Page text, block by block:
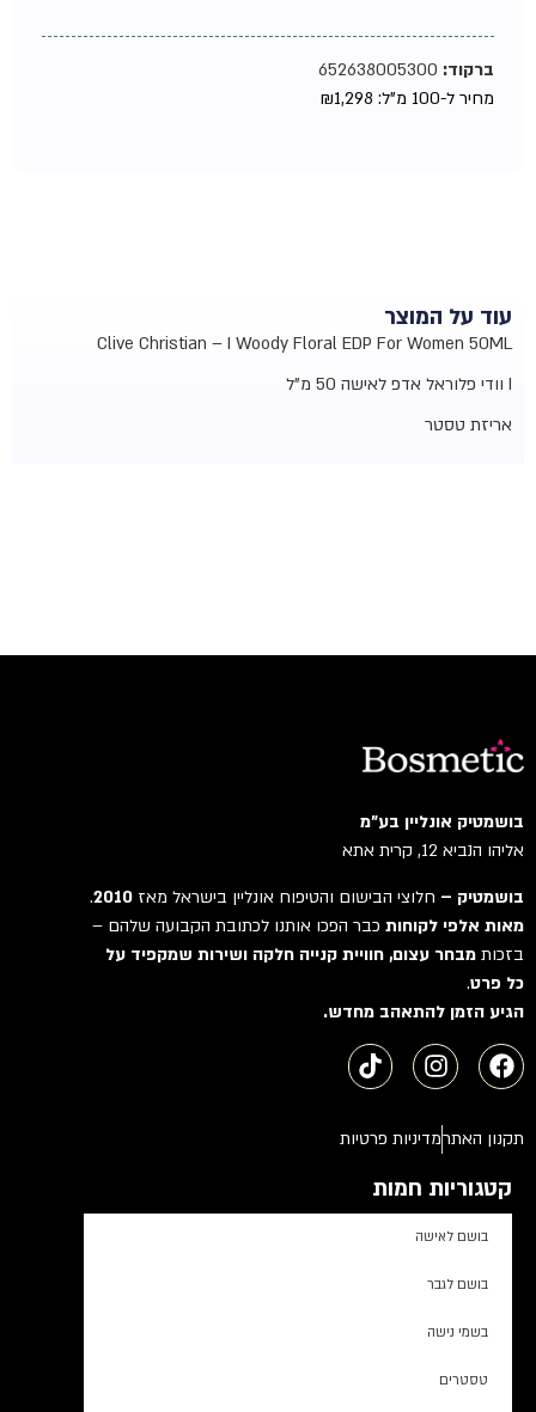
ברקוד:652638005300
מחיר ל-100 מ"ל:
₪1,298
עוד על המוצר
Clive Christian – I Woody Floral EDP For Women 50ML
אריזת טסטר
בושמטיק אונליין בע"מ
אליהו הנביא 12, קרית אתא
בושמטיק –חלוצי הבישום והטיפוח אונליין בישראל מאז2010
.
מאות אלפי לקוחותכבר הפכו אותנו לכתובת הקבועה שלהם –
בזכותמבחר עצום, חוויית קנייה חלקה ושירות שמקפיד על
כל פרט.
הגיע הזמן להתאהב מחדש.
תקנון האתרמדיניות פרטיות
קטגוריות חמות
בושם לאישה
בושם לגבר
בשמי נישה
טסטרים